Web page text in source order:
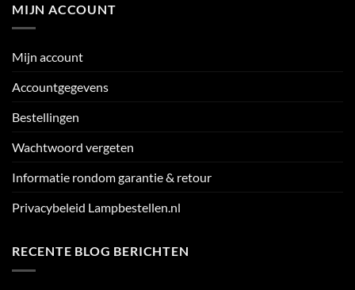
MIJN ACCOUNT
Mijn account
Accountgegevens
Bestellingen
Wachtwoord vergeten
Informatie rondom garantie & retour
Privacybeleid Lampbestellen.nl
RECENTE BLOG BERICHTEN